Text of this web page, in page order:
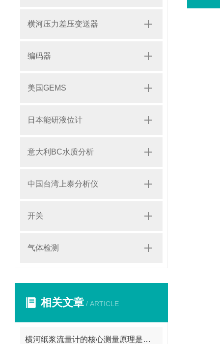
横河压力差压变送器
编码器
美国GEMS
日本能研液位计
意大利BC水质分析
中国台湾上泰分析仪
开关
气体检测
相关文章 / ARTICLE
横河纸浆流量计的核心测量原理是什么？